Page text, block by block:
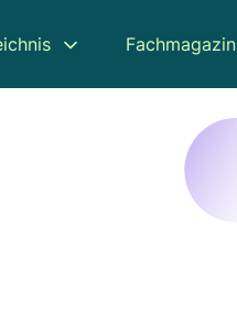
Fachmagazin